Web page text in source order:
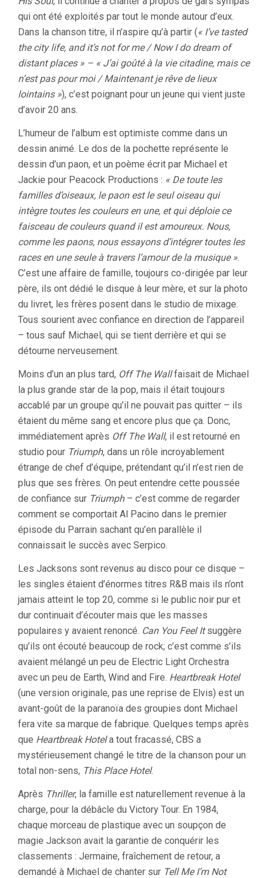
qui ont été exploités par tout le monde autour d’eux.
Dans la chanson titre, il n’aspire qu’à partir (« I’ve tasted
the city life, and it’s not for me / Now I do dream of
distant places » – « J’ai goûté à la vie citadine, mais ce
n’est pas pour moi / Maintenant je rêve de lieux
lointains »), c’est poignant pour un jeune qui vient juste
d’avoir 20 ans.
L’humeur de l’album est optimiste comme dans un
dessin animé. Le dos de la pochette représente le
dessin d’un paon, et un poème écrit par Michael et
Jackie pour Peacock Productions : « De toute les
familles d’oiseaux, le paon est le seul oiseau qui
intègre toutes les couleurs en une, et qui déploie ce
faisceau de couleurs quand il est amoureux. Nous,
comme les paons, nous essayons d’intégrer toutes les
races en une seule à travers l’amour de la musique ».
C’est une affaire de famille, toujours co-dirigée par leur
père, ils ont dédié le disque à leur mère, et sur la photo
du livret, les frères posent dans le studio de mixage.
Tous sourient avec confiance en direction de l’appareil
– tous sauf Michael, qui se tient derrière et qui se
détourne nerveusement.
Moins d’un an plus tard, Off The Wallfaisait de Michael
la plus grande star de la pop, mais il était toujours
accablé par un groupe qu’il ne pouvait pas quitter – ils
étaient du même sang et encore plus que ça. Donc,
immédiatement après Off The Wall, il est retourné en
studio pour Triumph, dans un rôle incroyablement
étrange de chef d’équipe, prétendant qu’il n’est rien de
plus que ses frères. On peut entendre cette poussée
de confiance sur Triumph– c’est comme de regarder
comment se comportait Al Pacino dans le premier
épisode du Parrain sachant qu’en parallèle il
connaissait le succès avec Serpico.
Les Jacksons sont revenus au disco pour ce disque –
les singles étaient d’énormes titres R&B mais ils n’ont
jamais atteint le top 20, comme si le public noir pur et
dur continuait d’écouter mais que les masses
populaires y avaient renoncé. Can You Feel Itsuggère
qu’ils ont écouté beaucoup de rock; c’est comme s’ils
avaient mélangé un peu de Electric Light Orchestra
avec un peu de Earth, Wind and Fire. Heartbreak Hotel
(une version originale, pas une reprise de Elvis) est un
avant-goût de la paranoïa des groupies dont Michael
fera vite sa marque de fabrique. Quelques temps après
que Heartbreak Hotela tout fracassé, CBS a
mystérieusement changé le titre de la chanson pour un
total non-sens, This Place Hotel.
Après Thriller, la famille est naturellement revenue à la
charge, pour la débâcle du Victory Tour. En 1984,
chaque morceau de plastique avec un soupçon de
magie Jackson avait la garantie de conquérir les
classements : Jermaine, fraîchement de retour, a
demandé à Michael de chanter sur Tell Me I’m Not